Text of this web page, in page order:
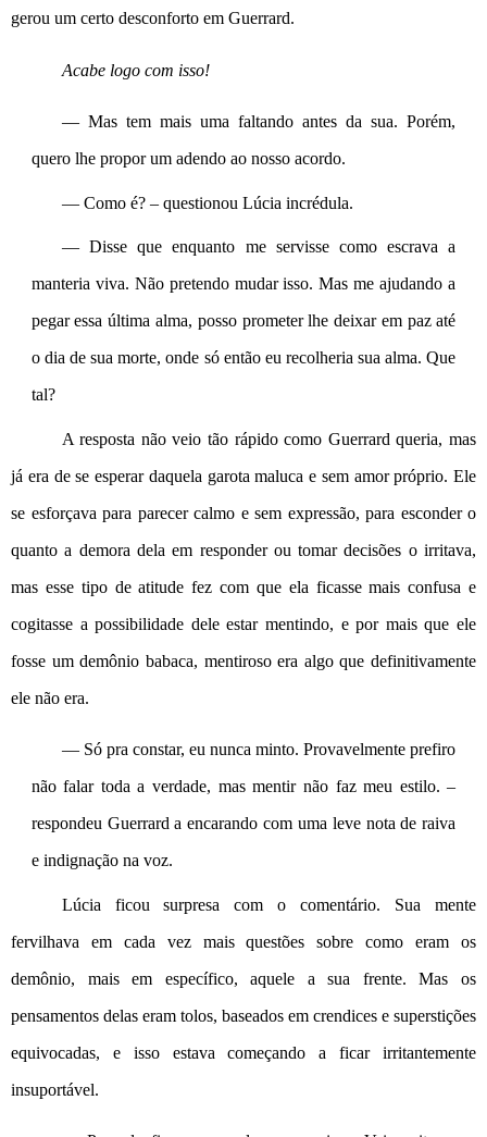
gerou um certo desconforto em Guerrard.
Acabe logo com isso!
— Mas tem mais uma faltando antes da sua. Porém,
quero lhe propor um adendo ao nosso acordo.
— Como é? – questionou Lúcia incrédula.
— Disse que enquanto me servisse como escrava a
manteria viva. Não pretendo mudar isso. Mas me ajudando a
pegar essa última alma, posso prometer lhe deixar em paz até
o dia de sua morte, onde só então eu recolheria sua alma. Que
tal?
A resposta não veio tão rápido como Guerrard queria, mas
já era de se esperar daquela garota maluca e sem amor próprio. Ele
se esforçava para parecer calmo e sem expressão, para esconder o
quanto a demora dela em responder ou tomar decisões o irritava,
mas esse tipo de atitude fez com que ela ficasse mais confusa e
cogitasse a possibilidade dele estar mentindo, e por mais que ele
fosse um demônio babaca, mentiroso era algo que definitivamente
ele não era.
— Só pra constar, eu nunca minto. Provavelmente prefiro
não falar toda a verdade, mas mentir não faz meu estilo. –
respondeu Guerrard a encarando com uma leve nota de raiva
e indignação na voz.
Lúcia ficou surpresa com o comentário. Sua mente
fervilhava em cada vez mais questões sobre como eram os
demônio, mais em específico, aquele a sua frente. Mas os
pensamentos delas eram tolos, baseados em crendices e superstições
equivocadas, e isso estava começando a ficar irritantemente
insuportável.